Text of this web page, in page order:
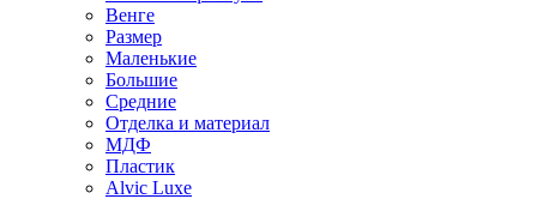
Венге
Размер
Маленькие
Большие
Средние
Отделка и материал
МДФ
Пластик
Alvic Luxe